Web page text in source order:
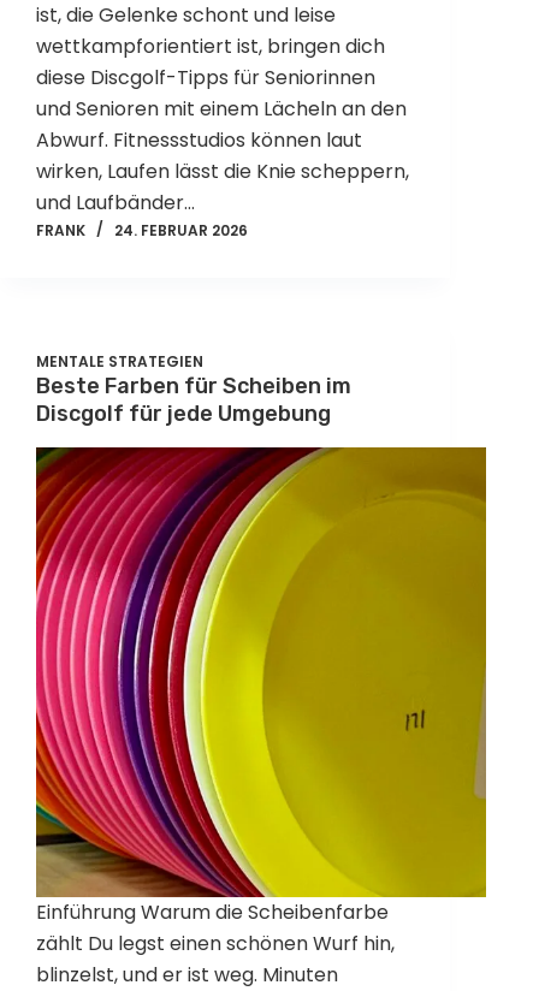
ist, die Gelenke schont und leise
wettkampforientiert ist, bringen dich
diese Discgolf-Tipps für Seniorinnen
und Senioren mit einem Lächeln an den
Abwurf. Fitnessstudios können laut
wirken, Laufen lässt die Knie scheppern,
und Laufbänder…
FRANK 24. FEBRUAR 2026
MENTALE STRATEGIEN
Beste Farben für Scheiben im
Discgolf für jede Umgebung
Einführung Warum die Scheibenfarbe
zählt Du legst einen schönen Wurf hin,
blinzelst, und er ist weg. Minuten